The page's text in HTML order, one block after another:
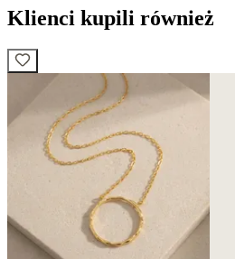
Klienci kupili również